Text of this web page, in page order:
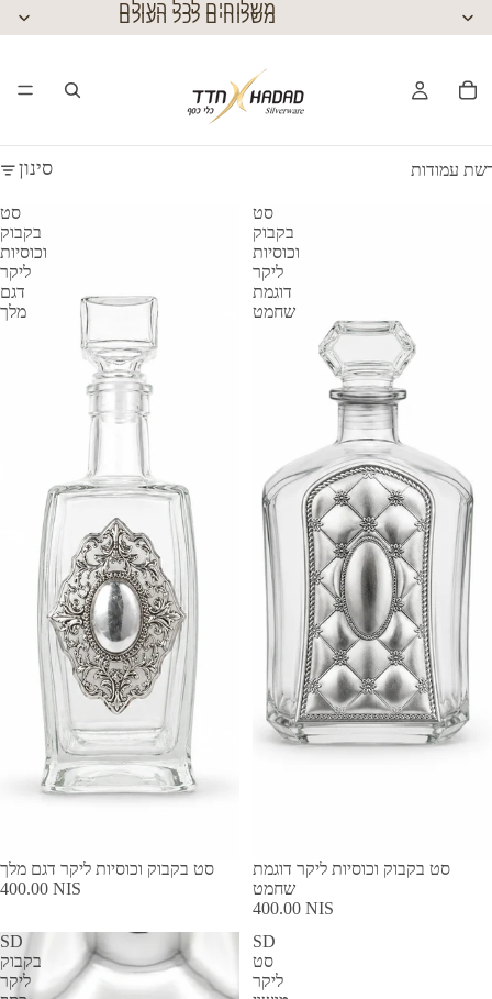
משלוחים לכל העולם
משלוחים לכל העולם
סינון עמודות
סט
בקבוק
וכוסיות
ליקר
דגם
מלך
סט בקבוק וכוסיות ליקר דגם מלך
400.00 NIS
סט
בקבוק
וכוסיות
ליקר
דוגמת
שחמט
סט בקבוק וכוסיות ליקר דוגמת
שחמט
400.00 NIS
SD
בקבוק
ליקר
SD
סט
ליקר